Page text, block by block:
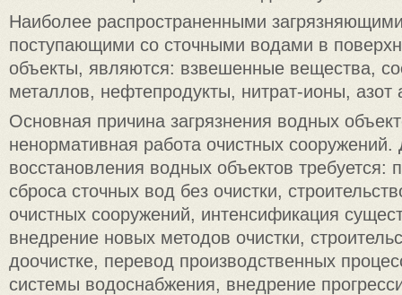
Наиболее распространенными
поступающими со сточными водами в
объекты, являются: взвешенные вещества,
металлов, нефтепродукты, нитрат-ионы,
Основная причина загрязнения водных
ненормативная работа очистных
восстановления водных объектов требуется:
сброса сточных вод без очистки,
очистных сооружений, интенсификация
внедрение новых методов очистки,
доочистке, перевод производственных
системы водоснабжения, внедрение